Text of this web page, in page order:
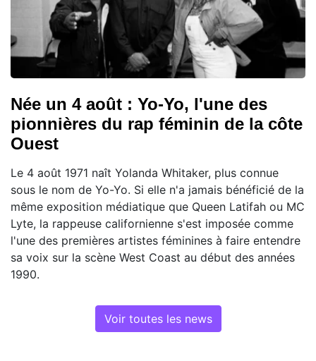
Née un 4 août : Yo-Yo, l'une des
pionnières du rap féminin de la côte
Ouest
Le 4 août 1971 naît Yolanda Whitaker, plus connue
sous le nom de Yo-Yo. Si elle n'a jamais bénéficié de la
même exposition médiatique que Queen Latifah ou MC
Lyte, la rappeuse californienne s'est imposée comme
l'une des premières artistes féminines à faire entendre
sa voix sur la scène West Coast au début des années
1990.
Voir toutes les news